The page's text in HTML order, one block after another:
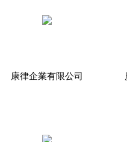
康律企業有限公司